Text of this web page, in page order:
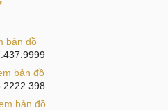
đáp ứng nhu cầu sử dụng cơ
A17 5G
tiết về Samsung Galaxy A17
bản đồ
bản đồ
bản đồ